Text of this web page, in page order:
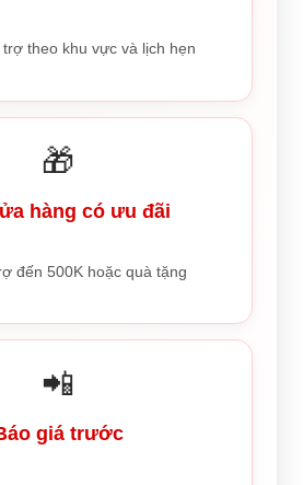
trợ theo khu vực và lịch hẹn
🎁
hàng có ưu đãi
đến 500K hoặc quà tặng
📲
giá trước